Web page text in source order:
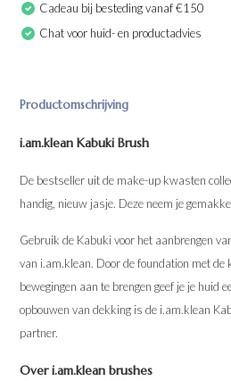
Cadeau bij besteding vanaf €150
Chat voor huid- en productadvies
Productomschrijving
i.am.klean Kabuki Brush
De bestseller uit de make-up kwasten
handig, nieuw jasje. Deze neem je
Gebruik de Kabuki voor het aanbrengen
van i.am.klean. Door de foundation met de
bewegingen aan te brengen geef je je huid
opbouwen van dekking is de i.am.klean
partner.
Over i.am.klean brushes